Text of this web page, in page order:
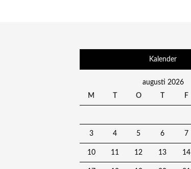
Kalender
augusti 2026
M
O F
3 4 5 6 7
10 11 12 13 14